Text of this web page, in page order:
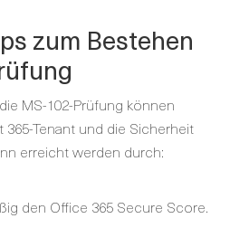
zum Bestehen
MS-102-Prüfung können
Tenant und die Sicherheit
erreicht werden durch:
den Office 365 Secure Score.